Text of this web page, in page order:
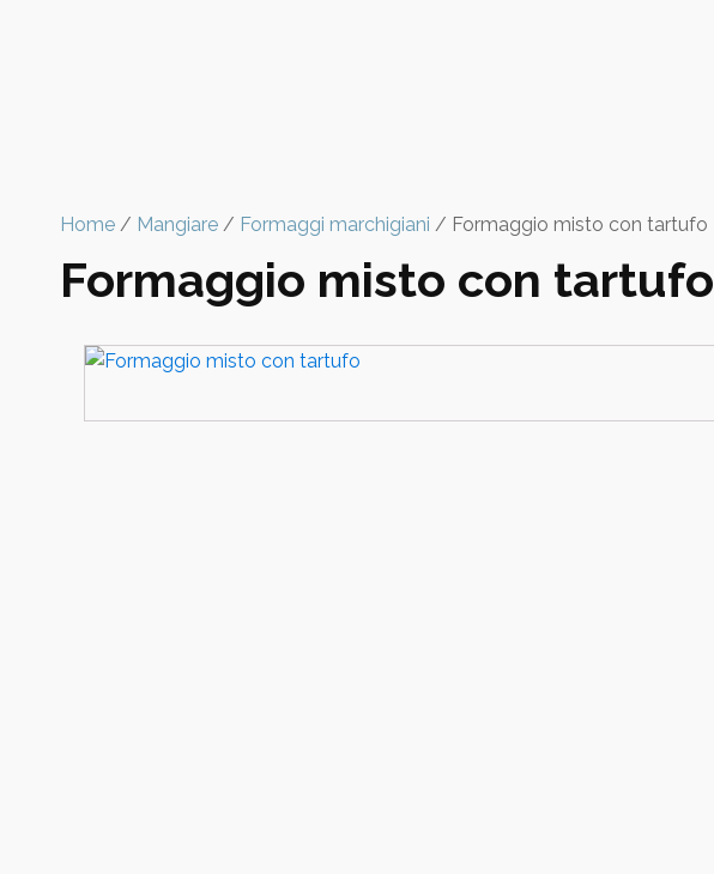
Home / Mangiare / Formaggi marchigiani / Formaggio misto con tartufo
Formaggio misto con tartufo